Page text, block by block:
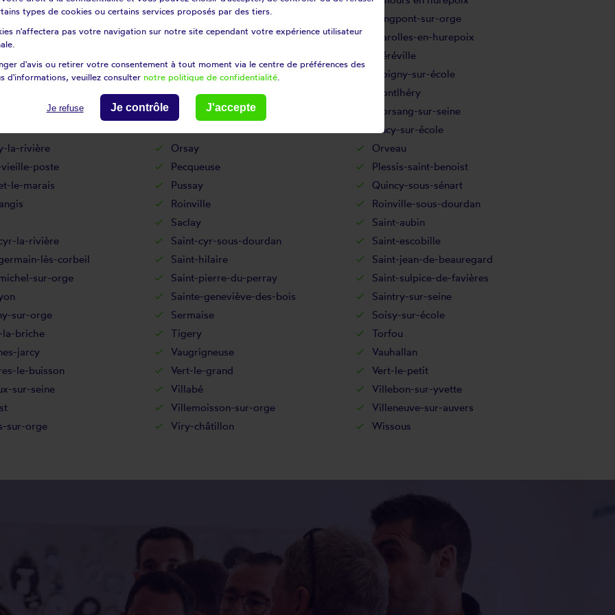
Longjumeau
Longpont-sur-orge
Marolles-en-beauce
Marolles-en-hurepoix
Méréville
Milly-la-forêt
Moigny-sur-école
Montgeron
Montlhéry
champigny Morsang-sur-orge
Morsang-sur-seine
Oncy-sur-école
la-rivière Orsay
Orveau
poste Pecqueuse
Plessis-saint-benoist
le-marais Pussay
Quincy-sous-sénart
Roinville
Roinville-sous-dourdan
Saclay
Saint-aubin
la-rivière Saint-cyr-sous-dourdan
Saint-escobille
lès-corbeil Saint-hilaire
Saint-jean-de-beauregard
sur-orge Saint-pierre-du-perray
Saint-sulpice-de-favières
Sainte-geneviève-des-bois
Saintry-sur-seine
sur-orge Sermaise
Soisy-sur-école
la-briche Tigery
Torfou
jarcy Vaugrigneuse
Vauhallan
le-buisson Vert-le-grand
Vert-le-petit
sur-seine Villabé
Villebon-sur-yvette
Villemoisson-sur-orge
Villeneuve-sur-auvers
sur-orge Viry-châtillon
Wissous
types de cookies ou certains services proposés par des tiers.
n'affectera pas votre navigation sur notre site cependant votre expérience utilisateur
d'avis ou retirer votre consentement à tout moment via le centre de préférences des
d'informations, veuillez consulter notre politique de confidentialité
Je refuse Je contrôle J'accepte